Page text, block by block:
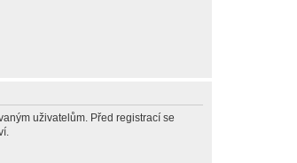
uživatelům. Před registrací se